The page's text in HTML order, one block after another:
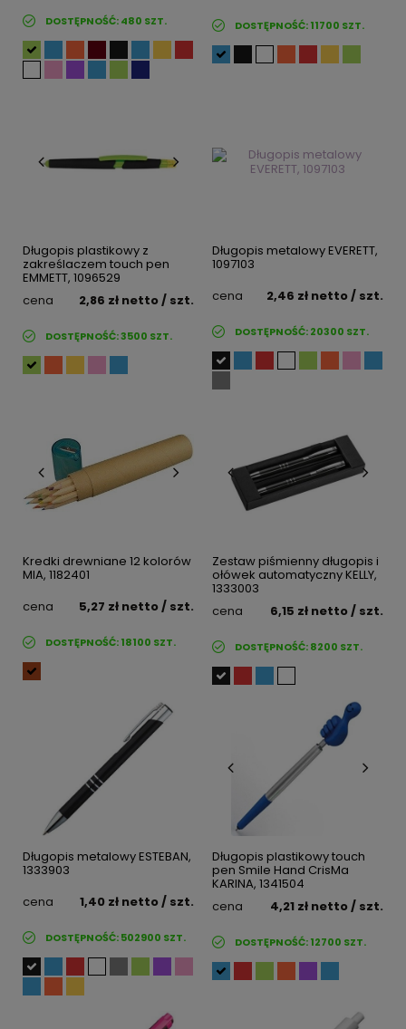
DOSTĘPNOŚĆ:480 SZT. DOSTĘPNOŚĆ:11700 SZT.
Długopis plastikowy z
zakreślaczem touch pen
EMMETT, 1096529
cena
2,86 zł netto/ szt.
DOSTĘPNOŚĆ:3500 SZT.
Długopis metalowy EVERETT,
1097103
cena
2,46 zł netto/ szt.
DOSTĘPNOŚĆ:20300 SZT.
Kredki drewniane 12 kolorów
MIA, 1182401
cena
5,27 zł netto/ szt.
DOSTĘPNOŚĆ:18100 SZT.
Zestaw piśmienny długopis i
ołówek automatyczny KELLY,
1333003
cena
6,15 zł netto/ szt.
DOSTĘPNOŚĆ:8200 SZT.
Długopis metalowy ESTEBAN,
1333903
cena
1,40 zł netto/ szt.
DOSTĘPNOŚĆ:502900 SZT.
Długopis plastikowy touch
pen Smile Hand CrisMa
KARINA, 1341504
cena
4,21 zł netto/ szt.
DOSTĘPNOŚĆ:12700 SZT.